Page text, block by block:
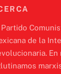
Partido
de la